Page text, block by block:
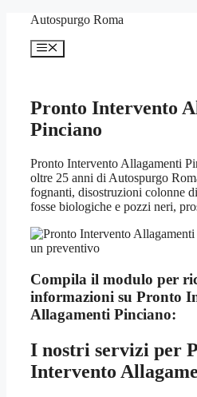
contenuto
Autospurgo Roma
Menu
Pronto Intervento
Pinciano
Pronto Intervento Allagamenti
oltre 25 anni di Autospurgo
fognanti, disostruzioni colonne
fosse biologiche e pozzi neri,
Compila il modulo per
informazioni su Pronto
Allagamenti Pinciano:
I nostri servizi per
Intervento